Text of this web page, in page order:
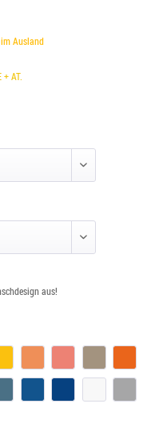
Ausland
AT.
aus!